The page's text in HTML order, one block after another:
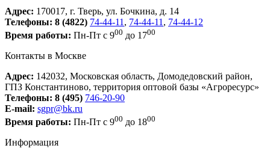
Адрес: 170017, г. Тверь, ул. Бочкина, д. 14
Телефоны: 8 (4822) 74-44-11 , 74-44-11 , 74-44-12
Время работы: Пн-Пт с 900 до 1700
Контакты в Москве
Адрес: 142032, Московская область, Домодедовский район,
ГПЗ Константиново, территория оптовой базы «Агроресурс»
Телефоны: 8 (495) 746-20-90
E-mail: sgpr@bk.ru
Время работы: Пн-Пт с 900 до 1800
Информация